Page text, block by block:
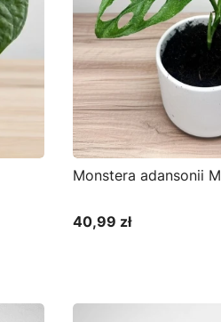
Monstera adansonii
Cena
40,99 zł